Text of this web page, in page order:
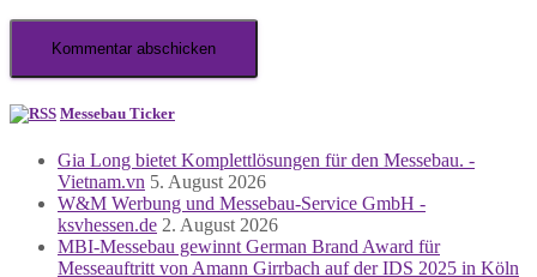
Messebau Ticker
Gia Long bietet Komplettlösungen für den Messebau. -
Vietnam.vn 5. August 2026
W&M Werbung und Messebau-Service GmbH -
ksvhessen.de 2. August 2026
MBI-Messebau gewinnt German Brand Award für
Messeauftritt von Amann Girrbach auf der IDS 2025 in Köln